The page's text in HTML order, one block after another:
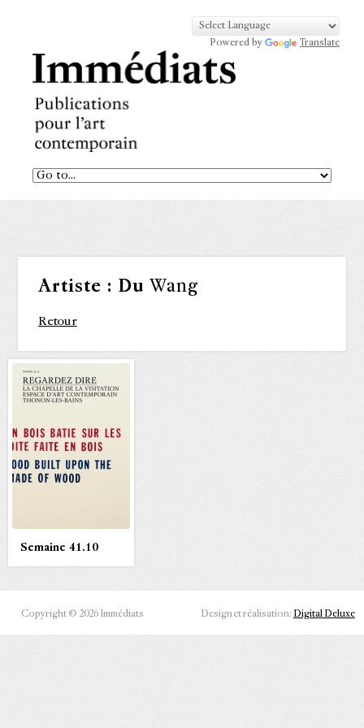
Powered by Translate
Artiste : Du Wang
Retour
Semaine 41.10
Copyright © 2026 Immédiats Design et réalisation: Digital Deluxe